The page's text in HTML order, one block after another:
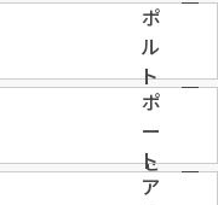
ポ
ル
ト
ギ
ー
ゼ
ポ
ー
ト
フ
ア